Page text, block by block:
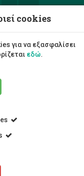
cookies
για να εξασφαλίσει
εδώ.